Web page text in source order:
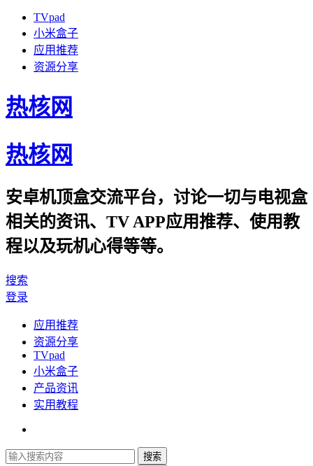
TVpad
小米盒子
应用推荐
资源分享
热核网
热核网
安卓机顶盒交流平台，讨论一切与电视盒
相关的资讯、TV APP应用推荐、使用教
程以及玩机心得等等。
搜索
登录
应用推荐
资源分享
TVpad
小米盒子
产品资讯
实用教程